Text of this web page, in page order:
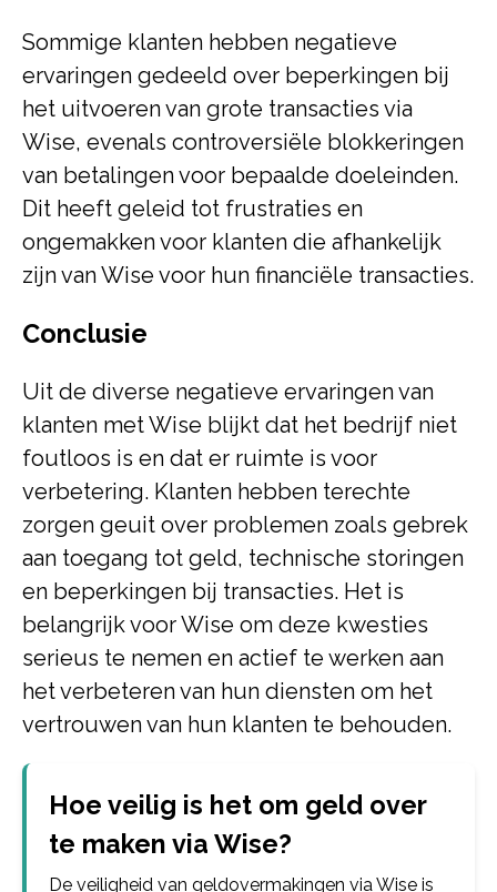
Sommige klanten hebben negatieve
ervaringen gedeeld over beperkingen bij
het uitvoeren van grote transacties via
Wise, evenals controversiële blokkeringen
van betalingen voor bepaalde doeleinden.
Dit heeft geleid tot frustraties en
ongemakken voor klanten die afhankelijk
zijn van Wise voor hun financiële transacties.
Conclusie
Uit de diverse negatieve ervaringen van
klanten met Wise blijkt dat het bedrijf niet
foutloos is en dat er ruimte is voor
verbetering. Klanten hebben terechte
zorgen geuit over problemen zoals gebrek
aan toegang tot geld, technische storingen
en beperkingen bij transacties. Het is
belangrijk voor Wise om deze kwesties
serieus te nemen en actief te werken aan
het verbeteren van hun diensten om het
vertrouwen van hun klanten te behouden.
Hoe veilig is het om geld over
te maken via Wise?
De veiligheid van geldovermakingen via Wise is